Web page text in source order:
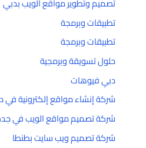
تصميم وتطوير مواقع الويب بدبي
تطبيقات وبرمجة
تطبيقات وبرمجة
حلول تسويقة وبرمجية
دبي فيوهات
شركة إنشاء مواقع إلكترونية في
شركة تصميم مواقع الويب في
شركة تصميم ويب سايت بطنطا